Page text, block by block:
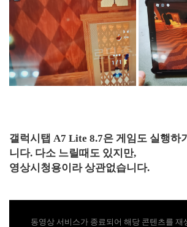
갤럭시탭 A7 Lite 8.7은 게임도 실행하
니다. 다소 느릴때도 있지만,
영상시청용이라 상관없습니다.
동영상 서비스가 종료되어 해당 콘텐츠를 재